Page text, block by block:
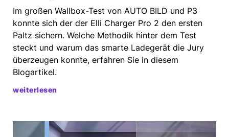
Im großen Wallbox-Test von AUTO BILD und P3
konnte sich der der Elli Charger Pro 2 den ersten
Paltz sichern. Welche Methodik hinter dem Test
steckt und warum das smarte Ladegerät die Jury
überzeugen konnte, erfahren Sie in diesem
Blogartikel.
weiterlesen